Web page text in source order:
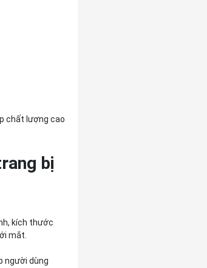
chất lượng cao
bị
kích thước
mắt.
người dùng